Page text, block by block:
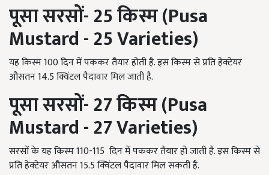
पूसा सरसों-25किस्म (Pusa
Mustard - 25 Varieties)
यह किस्म 100 दिन में पककर तैयार होती है. इस किस्म से प्रति हेक्टेयर
औसतन 14.5 क्विंटल पैदावार मिल जाती है.
पूसा सरसों-27किस्म (Pusa
Mustard - 27 Varieties)
सरसों के यह किस्म 110-115 दिन में पककर तैयार हो जाती है. इस किस्म से
प्रति हेक्टेयर औसतन 15.5 क्विंटल पैदावार मिल सकती है.